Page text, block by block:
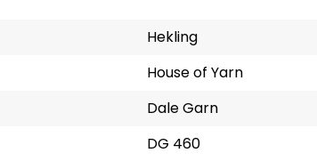
Hekling
House of Yarn
Dale Garn
DG 460